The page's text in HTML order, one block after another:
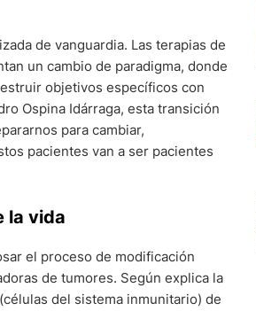
de vanguardia. Las terapias de
un cambio de paradigma, donde
objetivos específicos con
Ospina Idárraga, esta transición
para cambiar,
pacientes van a ser pacientes
la vida
el proceso de modificación
de tumores. Según explica la
del sistema inmunitario) de